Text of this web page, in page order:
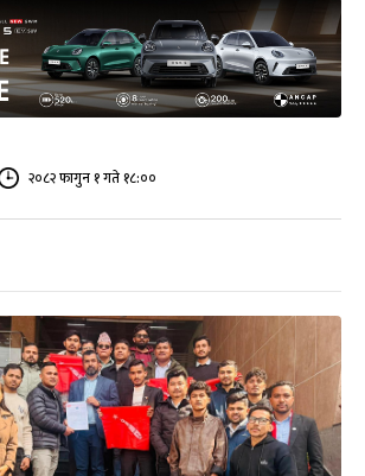
२०८२ फागुन १ गते १८:००